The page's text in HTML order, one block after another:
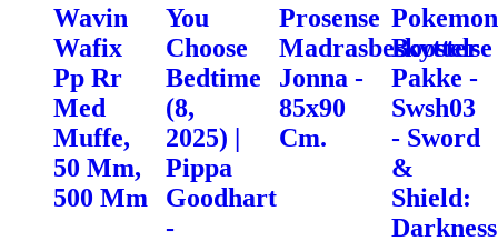
Wavin
Wafix
Pp Rr
Med
Muffe,
50 Mm,
500 Mm
You
Choose
Bedtime
(8,
2025) |
Pippa
Goodhart
-
Prosense
Madrasbeskyttelse
Jonna -
85x90
Cm.
Pokemon
Booster
Pakke -
Swsh03
- Sword
&
Shield:
Darkness